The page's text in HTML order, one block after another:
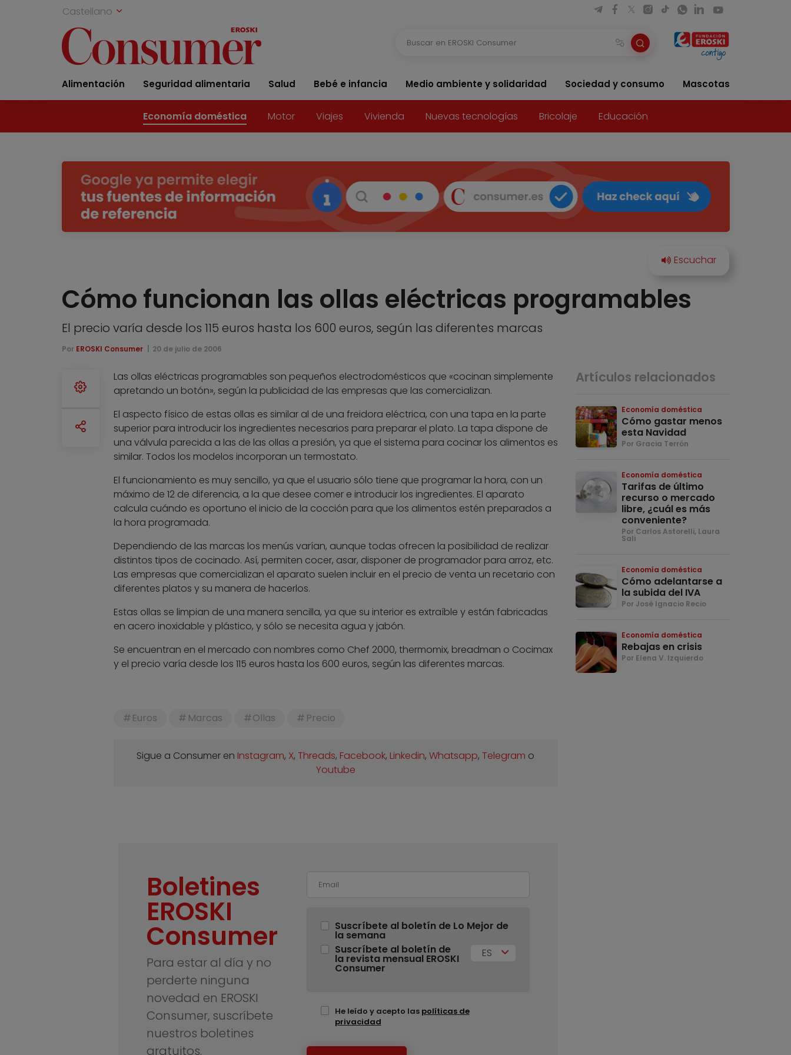
Castellano
Alimentación Seguridad alimentaria Salud Bebé e infancia Medio ambiente y solidaridad Sociedad y consumo Mascotas
Economía doméstica Motor Viajes Vivienda Nuevas tecnologías Bricolaje Educación
Cómo funcionan las ollas eléctricas programables
El precio varía desde los 115 euros hasta los 600 euros, según las diferentes marcas
Por EROSKI Consumer 20 de julio de 2006
Las ollas eléctricas programables son pequeños electrodomésticos que «cocinan simplemente
apretando un botón», según la publicidad de las empresas que las comercializan.
El aspecto físico de estas ollas es similar al de una freidora eléctrica, con una tapa en la parte
superior para introducir los ingredientes necesarios para preparar el plato. La tapa dispone de
una válvula parecida a las de las ollas a presión, ya que el sistema para cocinar los alimentos es
similar. Todos los modelos incorporan un termostato.
El funcionamiento es muy sencillo, ya que el usuario sólo tiene que programar la hora, con un
máximo de 12 de diferencia, a la que desee comer e introducir los ingredientes. El aparato
calcula cuándo es oportuno el inicio de la cocción para que los alimentos estén preparados a
la hora programada.
Dependiendo de las marcas los menús varían, aunque todas ofrecen la posibilidad de realizar
distintos tipos de cocinado. Así, permiten cocer, asar, disponer de programador para arroz, etc.
Las empresas que comercializan el aparato suelen incluir en el precio de venta un recetario con
diferentes platos y su manera de hacerlos.
Estas ollas se limpian de una manera sencilla, ya que su interior es extraíble y están fabricadas
en acero inoxidable y plástico, y sólo se necesita agua y jabón.
Se encuentran en el mercado con nombres como Chef 2000, thermomix, breadman o Cocimax
y el precio varía desde los 115 euros hasta los 600 euros, según las diferentes marcas.
Euros Marcas Ollas Precio
Sigue a Consumer en Instagram, X,Threads, Facebook, Linkedin,Whatsapp,Telegram o
Youtube
Boletines
EROSKI
Consumer
Para estar al día y no
perderte ninguna
novedad en EROSKI
Consumer, suscríbete
nuestros boletines
gratuitos.
Suscríbete al boletín de Lo Mejor de
la semana
Suscríbete al boletín de
la revista mensual EROSKI
Consumer
ES
He leído y acepto las políticas de
privacidad
Artículos relacionados
Economía doméstica
Cómo gastar menos
esta Navidad
Por Gracia Terrón
Economía doméstica
Tarifas de último
recurso o mercado
libre, ¿cuál es más
conveniente?
Por Carlos Astorelli, Laura
Sali
Economía doméstica
Cómo adelantarse a
la subida del IVA
Por José Ignacio Recio
Economía doméstica
Rebajas en crisis
Por Elena V. Izquierdo